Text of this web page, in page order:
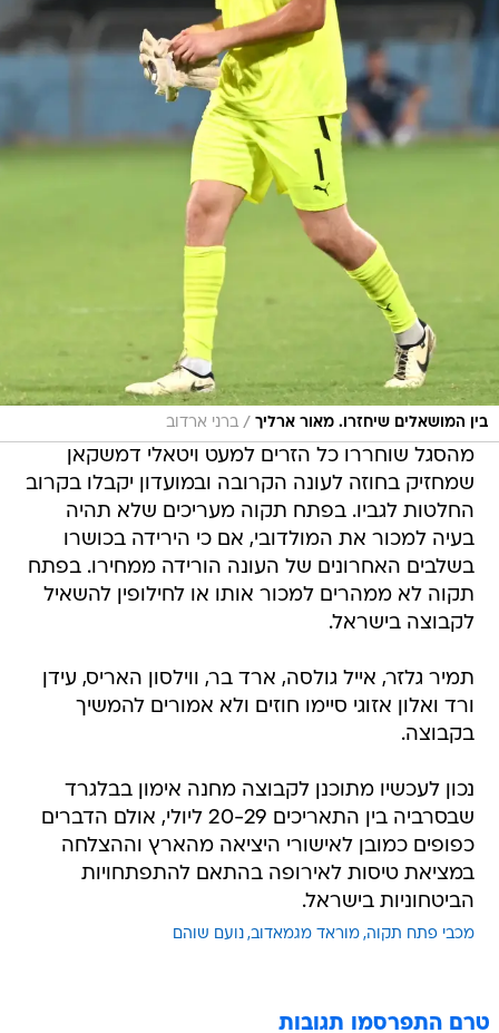
בין המושאלים שיחזרו. מאור ארליך / ברני ארדוב
מהסגל שוחררו כל הזרים למעט ויטאלי דמשקאן
שמחזיק בחוזה לעונה הקרובה ובמועדון יקבלו בקרוב
החלטות לגביו. בפתח תקוה מעריכים שלא תהיה
בעיה למכור את המולדובי, אם כי הירידה בכושרו
בשלבים האחרונים של העונה הורידה ממחירו. בפתח
תקוה לא ממהרים למכור אותו או לחילופין להשאיל
לקבוצה בישראל.
תמיר גלזר, אייל גולסה, ארד בר, ווילסון האריס, עידן
ורד ואלון אזוגי סיימו חוזים ולא אמורים להמשיך
בקבוצה.
נכון לעכשיו מתוכנן לקבוצה מחנה אימון בבלגרד
שבסרביה בין התאריכים 20-29 ליולי, אולם הדברים
כפופים כמובן לאישורי היציאה מהארץ וההצלחה
במציאת טיסות לאירופה בהתאם להתפתחויות
הביטחוניות בישראל.
מכבי פתח תקוה מוראד מגמאדוב נועם שוהם
טרם התפרסמו תגובות